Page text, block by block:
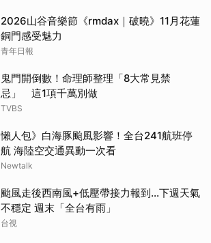
2026山谷音樂節《rmdax｜破曉》11月花蓮
銅門感受魅力
青年日報
鬼門開倒數！命理師整理「8大常見禁
忌」 這1項千萬別做
TVBS
懶人包》白海豚颱風影響！全台241航班停
航 海陸空交通異動一次看
Newtalk
颱風走後西南風+低壓帶接力報到...下週天氣
不穩定 週末「全台有雨」
台視